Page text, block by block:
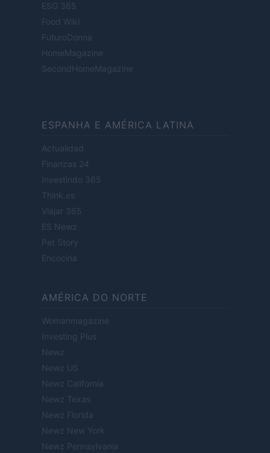
ESG 365
Food Wiki
FuturoDonna
HomeMagazine
SecondHomeMagazine
ESPANHA E AMÉRICA LATINA
Actualidad
Finanzas 24
Investindo 365
Think.es
Viajar 365
ES Newz
Pet Story
Encocina
AMÉRICA DO NORTE
Womanmagazine
Investing Plus
Newz
Newz US
Newz California
Newz Texas
Newz Florida
Newz New York
Newz Pennsylvania